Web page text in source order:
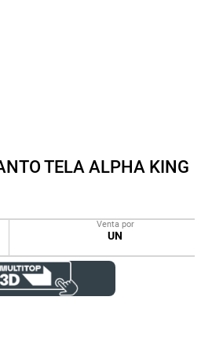
TELA ALPHA KING
Venta por
UN